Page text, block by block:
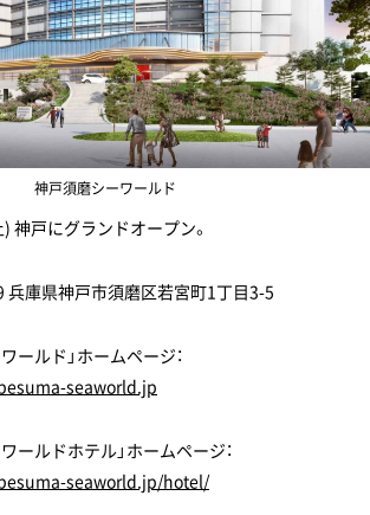
神戸須磨シーワールド
神戸にグランドオープン。
兵庫県神戸市須磨区若宮町1丁目3-5
ールド」ホームページ：
seaworld.jp
ールドホテル」ホームページ：
seaworld.jp/hotel/